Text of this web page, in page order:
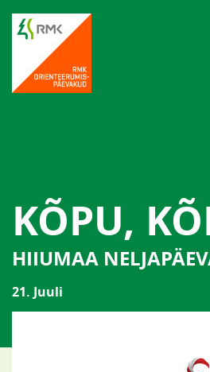
KÕPU,
HIIUMAA
21. Juuli